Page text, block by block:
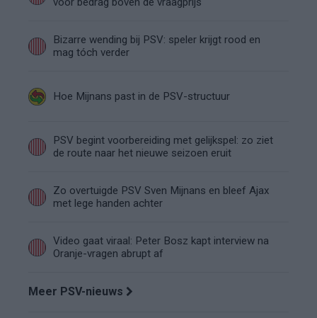
Bizarre wending bij PSV: speler krijgt rood en
mag tóch verder
Hoe Mijnans past in de PSV-structuur
PSV begint voorbereiding met gelijkspel: zo ziet
de route naar het nieuwe seizoen eruit
Zo overtuigde PSV Sven Mijnans en bleef Ajax
met lege handen achter
Video gaat viraal: Peter Bosz kapt interview na
Oranje-vragen abrupt af
Meer PSV-nieuws